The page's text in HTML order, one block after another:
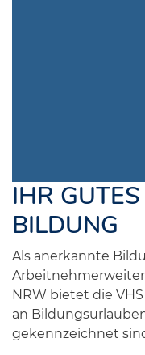
IHR
BILDUNG
Als anerkannte
NRW bietet die
an
gekennzeichnet